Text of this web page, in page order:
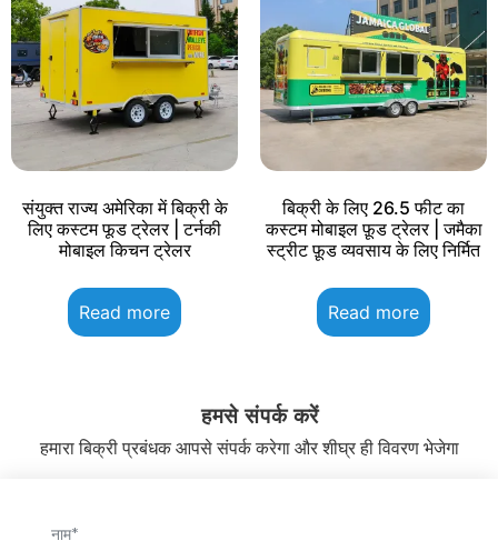
संयुक्त राज्य अमेरिका में बिक्री के
लिए कस्टम फूड ट्रेलर | टर्नकी
मोबाइल किचन ट्रेलर
Read more
बिक्री के लिए 26.5 फीट का
कस्टम मोबाइल फ़ूड ट्रेलर | जमैका
स्ट्रीट फ़ूड व्यवसाय के लिए निर्मित
Read more
हमसे संपर्क करें
हमारा बिक्री प्रबंधक आपसे संपर्क करेगा और शीघ्र ही विवरण भेजेगा